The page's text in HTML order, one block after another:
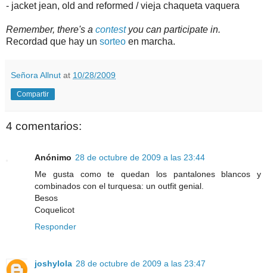
- jacket jean, old and reformed / vieja chaqueta vaquera
Remember, there's a contestyou can participate in.
Recordad que hay un sorteo en marcha.
Señora Allnut at 10/28/2009
Compartir
4 comentarios:
Anónimo 28 de octubre de 2009 a las 23:44
Me gusta como te quedan los pantalones blancos y
combinados con el turquesa: un outfit genial.
Besos
Coquelicot
Responder
joshylola 28 de octubre de 2009 a las 23:47